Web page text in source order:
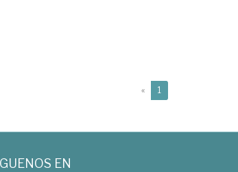
« 1
EN